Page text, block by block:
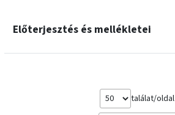
Előterjesztés és mellékletei
találat/oldal